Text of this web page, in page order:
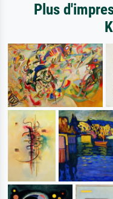
Plus